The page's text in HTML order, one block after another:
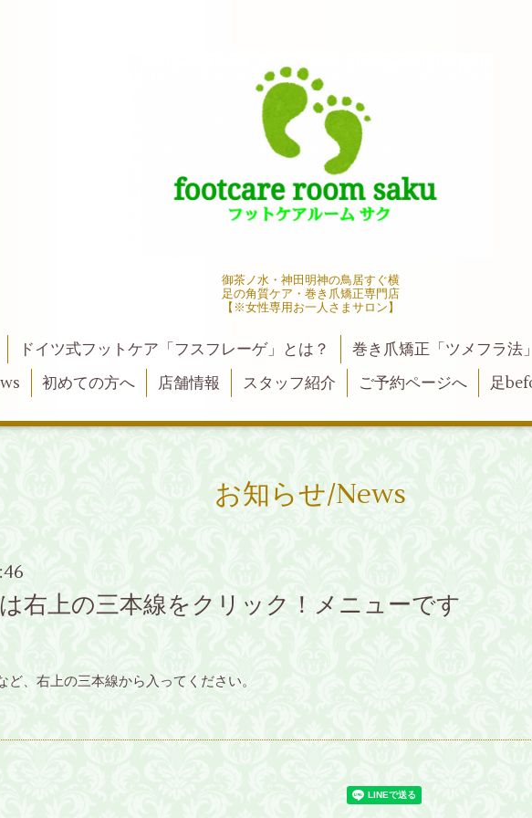
御茶ノ水・神田明神の鳥居すぐ横
足の角質ケア・巻き爪矯正専門店
【※女性専用お一人さまサロン】
ドイツ式フットケア「フスフレーゲ」とは？ 巻き爪矯正「ツメフラ法
初めての方へ 店舗情報 スタッフ紹介 ご予約ページへ 足
お知らせ/News
右上の三本線をクリック！メニューです
ど、右上の三本線から入ってください。